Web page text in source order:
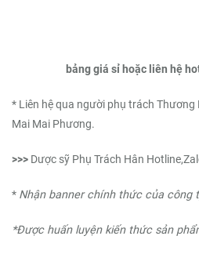
bảng giá sỉ hoặc liên hệ
* Liên hệ qua người phụ trách Thương
Mai Mai Phương.
>>> Dược sỹ Phụ Trách Hân
* Nhận banner chính thức của công
*Được huấn luyện kiến thức sản